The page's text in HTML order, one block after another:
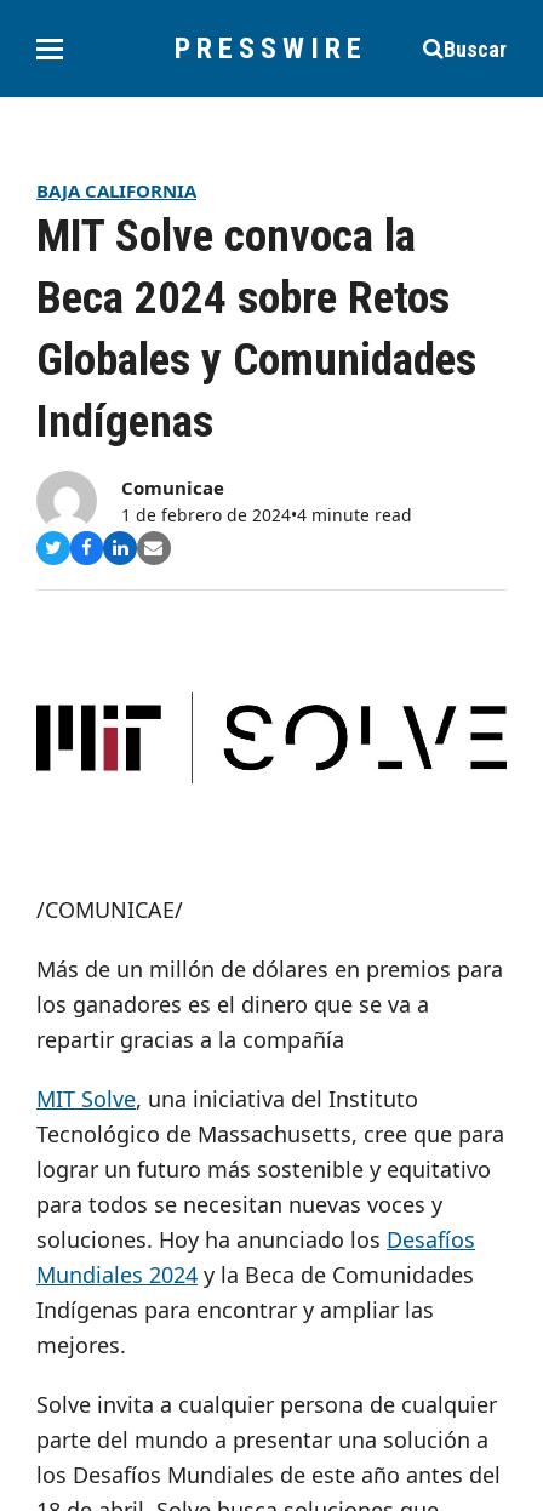
PRESSWIRE Buscar
BAJA CALIFORNIA
MIT Solve convoca la
Beca 2024 sobre Retos
Globales y Comunidades
Indígenas
Comunicae
1 de febrero de 2024•4 minute read
Compartir
Twitter
Compartir
Facebook
Compartir
LinkedIn
Share
Email
/COMUNICAE/
Más de un millón de dólares en premios para
los ganadores es el dinero que se va a
repartir gracias a la compañía
MIT Solve, una iniciativa del Instituto
Tecnológico de Massachusetts, cree que para
lograr un futuro más sostenible y equitativo
para todos se necesitan nuevas voces y
soluciones. Hoy ha anunciado los Desafíos
Mundiales 2024 y la Beca de Comunidades
Indígenas para encontrar y ampliar las
mejores.
Solve invita a cualquier persona de cualquier
parte del mundo a presentar una solución a
los Desafíos Mundiales de este año antes del